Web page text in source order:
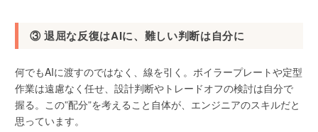
③ 退屈な反復はAIに、難しい判断は自分に
何でもAIに渡すのではなく、線を引く。ボイラープレートや定型
作業は遠慮なく任せ、設計判断やトレードオフの検討は自分で
握る。この”配分”を考えること自体が、エンジニアのスキルだと
思っています。